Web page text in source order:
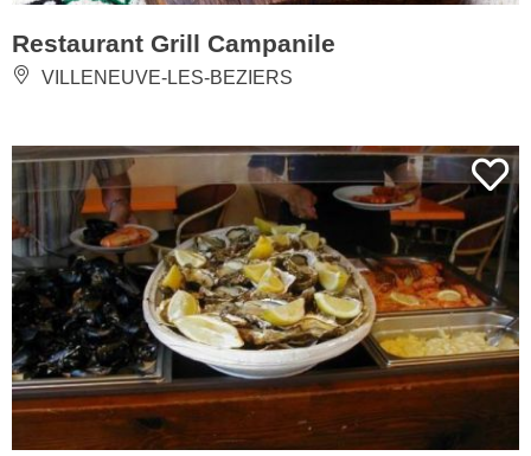
Restaurant Grill Campanile
VILLENEUVE-LES-BEZIERS